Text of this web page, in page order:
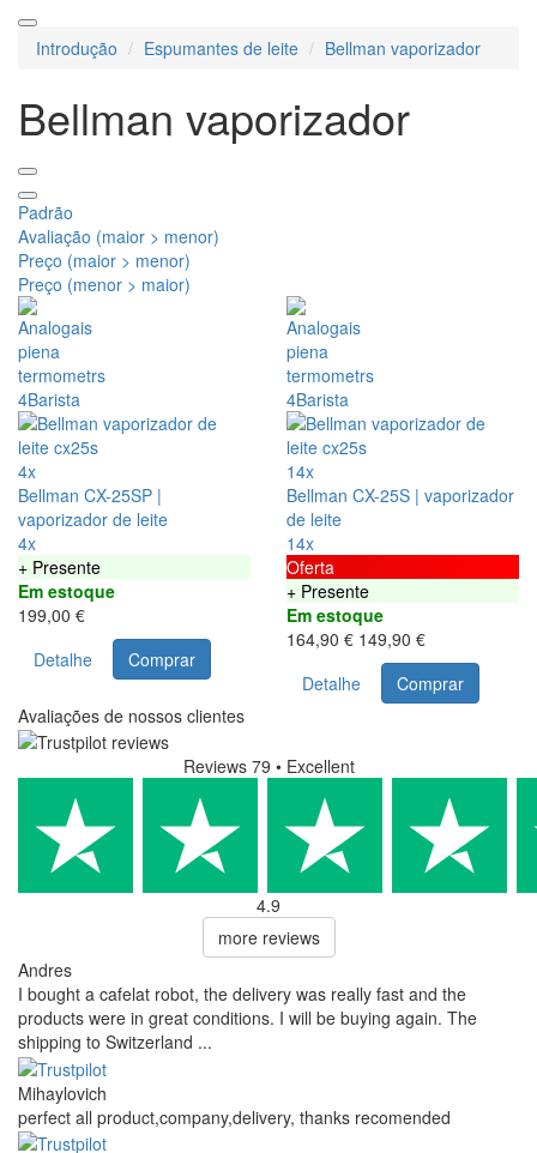
Introdução Espumantes de leite Bellman vaporizador
Bellman vaporizador
Padrão
Avaliação (maior > menor)
Preço (maior > menor)
Preço (menor > maior)
4x
Bellman CX-25SP |
vaporizador de leite
4x
+ Presente
Em estoque
199,00 €
Detalhe
Comprar
14x
Bellman CX-25S | vaporizador
de leite
14x
Oferta
+ Presente
Em estoque
164,90 € 149,90 €
Detalhe
Comprar
Avaliações de nossos clientes
Reviews 79 • Excellent
4.9
more reviews
Andres
I bought a cafelat robot, the delivery was really fast and the
products were in great conditions. I will be buying again. The
shipping to Switzerland ...
Mihaylovich
perfect all product,company,delivery, thanks recomended